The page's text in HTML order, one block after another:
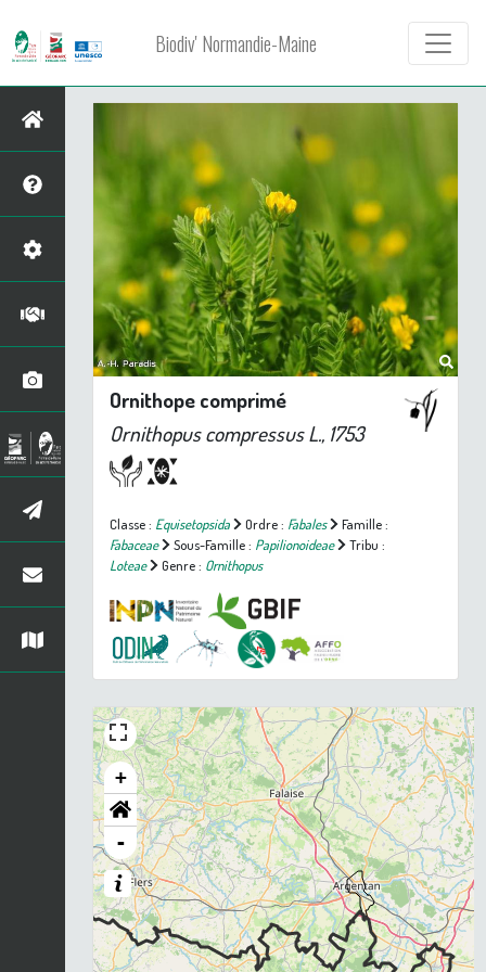
Biodiv' Normandie-Maine
Ornithope comprimé
Ornithopus compressusL., 1753
Classe : Equisetopsida Ordre : Fabales
Famille :
Fabaceae
Sous-Famille : Papilionoideae
Tribu :
Loteae
Genre : Ornithopus
+
-